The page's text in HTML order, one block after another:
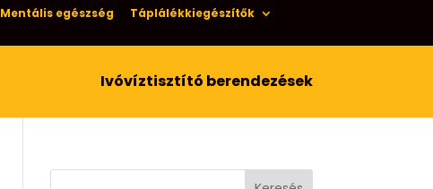
Mentális egészség
Táplálékkiegészítők
Ivóvíztisztító berendezések